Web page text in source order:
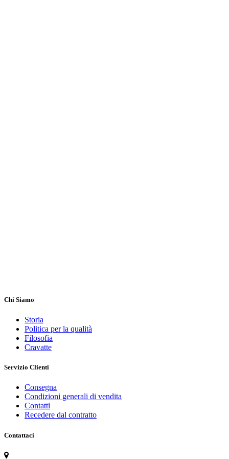
Chi Siamo
Storia
Politica per la qualità
Filosofia
Cravatte
Servizio Clienti
Consegna
Condizioni generali di vendita
Contatti
Recedere dal contratto
Contattaci